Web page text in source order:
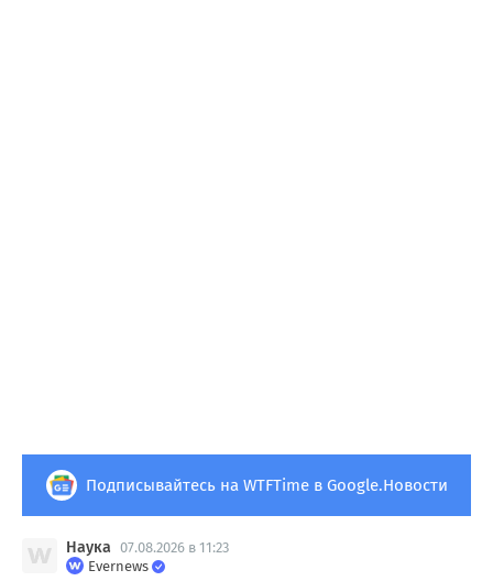
Подписывайтесь на WTFTime в Google.Новости
Наука 07.08.2026 в 11:23
Evernews